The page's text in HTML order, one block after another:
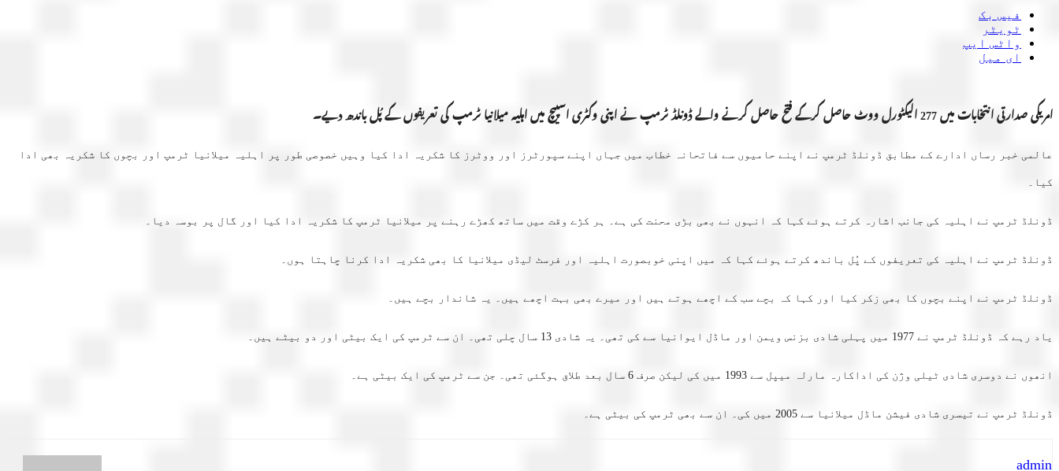
فیس بک
ٹویٹر
واٹس ایپ
ای میل
امریکی صدارتی انتخابات میں 277 الیکٹورل ووٹ حاصل کرکے فتح حاصل کرنے والے ڈونلڈ ٹرمپ نے اپنی وکٹری اسپیچ میں اہلیہ میلانیا ٹرمپ کی تعریفوں کے پُل باندھ دیے۔
عالمی خبر رساں ادارے کے مطابق ڈونلڈ ٹرمپ نے اپنے حامیوں سے فاتحانہ خطاب میں جہاں اپنے سپورٹرز اور ووٹرز کا شکریہ ادا کیا وہیں خصوصی طور پر اہلیہ میلانیا ٹرمپ اور بچوں کا شکریہ بھی ادا
کیا۔
ڈونلڈ ٹرمپ نے اہلیہ کی جانب اشارہ کرتے ہوئے کہا کہ انہوں نے بھی بڑی محنت کی ہے۔ ہر کڑے وقت میں ساتھ کھڑے رہنے پر میلانیا ٹرمپ کا شکریہ ادا کیا اور گال پر بوسہ دیا۔
ڈونلڈ ٹرمپ نے اہلیہ کی تعریفوں کے پُل باندھ کرتے ہوئے کہا کہ میں اپنی خوبصورت اہلیہ اور فرسٹ لیڈی میلانیا کا بھی شکریہ ادا کرنا چاہتا ہوں۔
ڈونلڈ ٹرمپ نے اپنے بچوں کا بھی زکر کیا اور کہا کہ بچے سب کے اچھے ہوتے ہیں اور میرے بھی بہت اچھے ہیں۔ یہ شاندار بچے ہیں۔
یاد رہے کہ ڈونلڈ ٹرمپ نے 1977 میں پہلی شادی بزنس ویمن اور ماڈل ایوانیا سے کی تھی۔ یہ شادی 13 سال چلی تھی۔ ان سے ٹرمپ کی ایک بیٹی اور دو بیٹے ہیں۔
انھوں نے دوسری شادی ٹیلی وژن کی اداکارہ مارلہ میپل سے 1993 میں کی لیکن صرف 6 سال بعد طلاق ہوگئی تھی۔ جن سے ٹرمپ کی ایک بیٹی ہے۔
ڈونلڈ ٹرمپ نے تیسری شادی فیشن ماڈل میلانیا سے 2005 میں کی۔ ان سے بھی ٹرمپ کی بیٹی ہے۔
admin